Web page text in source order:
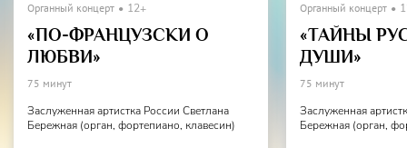
Органный концерт 12+
«ПО-ФРАНЦУЗСКИ О
ЛЮБВИ»
75 минут
Заслуженная артистка России Светлана
Бережная (орган, фортепиано, клавесин)
Органный концерт
«ТАЙНЫ
ДУШИ»
75 минут
Заслуженная
Бережная (орган,